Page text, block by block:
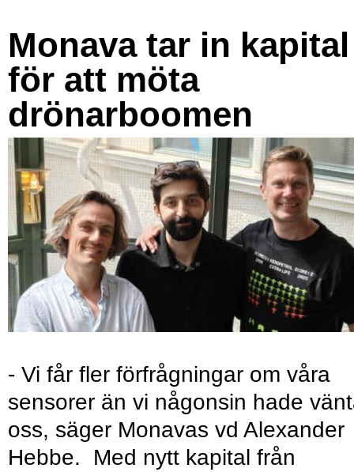
Monava tar in kapital
för att möta
drönarboomen
- Vi får fler förfrågningar om våra
sensorer än vi någonsin hade
oss, säger Monavas vd Alexander
Hebbe. Med nytt kapital från